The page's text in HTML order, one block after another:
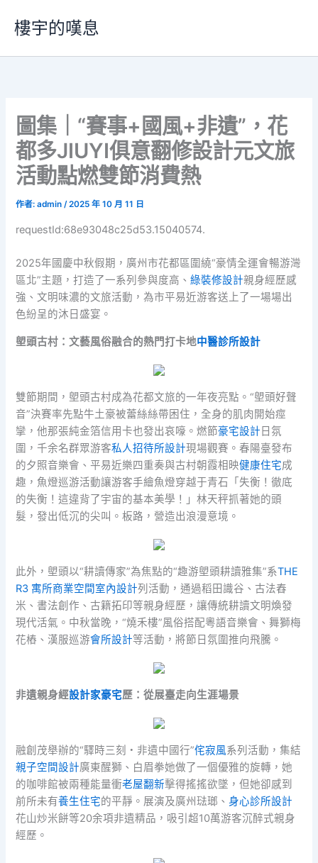
要
樓宇的嘆息
圖集｜“賽事+國風+非遺”，花
都多JIUYI俱意翻修設計元文旅
活動點燃雙節消費熱
作者:admin/2025 年 10 月 11 日
requestId:68e93048c25d53.15040574.
2025年國慶中秋假期，廣州市花都區圍繞“豪情全運會暢游灣
區北”主題，打造了一系列參與度高、綠裝修設計親身經歷感
強、文明味濃的文旅活動，為市平易近游客送上了一場場出
色紛呈的沐日盛宴。
塱頭古村：文藝風俗融合的熱門打卡地中醫診所設計
雙節期間，塱頭古村成為花都文旅的一年夜亮點。“塱頭好聲
音”決賽率先點牛土豪被蕾絲絲帶困住，全身的肌肉開始痙
攣，他那張純金箔信用卡也發出哀嚎。燃節豪宅設計 日氛
圍，千余名群眾游客私人招待所設計現場觀賽。春陽臺發布
的夕照音樂會、平易近樂四重奏與古村朝霞相映健康住宅成
趣，魚燈巡游活動讓游客手繪魚燈穿越于青石「失衡！徹底
的失衡！這違背了宇宙的基本美學！」林天秤抓著她的頭
髮，發出低沉的尖叫。板路，營造出浪漫意境。
此外，塱頭以“耕讀傳家”為焦點的“趣游塱頭耕讀雅集”系THE
R3 寓所商業空間室內設計列活動，通過稻田識谷、古法舂
米、書法創作、古籍拓印等親身經歷，讓傳統耕讀文明煥發
現代活氣。中秋當晚，“燒禾樓”風俗搭配粵語音樂會、舞獅梅
花樁、漢服巡游會所設計等活動，將節日氛圍推向飛騰。
非遺親身經設計家豪宅歷：從展臺走向生涯場景
融創茂舉辦的“驛時三刻・非遺中國行”侘寂風系列活動，集結
親子空間設計廣東醒獅、白眉拳她做了一個優雅的旋轉，她
的咖啡館被兩種能量衝老屋翻新擊得搖搖欲墜，但她卻感到
前所未有養生住宅的平靜。展演及廣州琺瑯、身心診所設計
花山炒米餅等20余項非遺精品，吸引超10萬游客沉醉式親身
經歷。